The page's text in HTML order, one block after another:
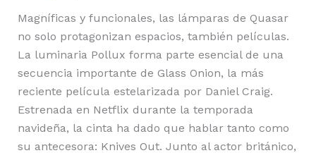
Magníficas y funcionales, las lámparas de Quasar
no solo protagonizan espacios, también películas.
La luminaria Pollux forma parte esencial de una
secuencia importante de Glass Onion, la más
reciente película estelarizada por Daniel Craig.
Estrenada en Netflix durante la temporada
navideña, la cinta ha dado que hablar tanto como
su antecesora: Knives Out. Junto al actor británico,